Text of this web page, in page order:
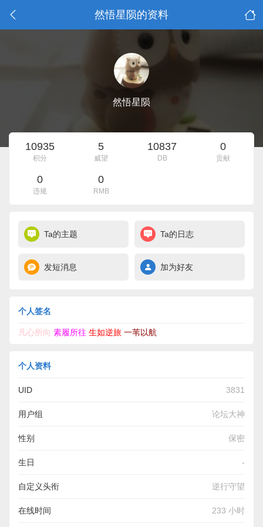
然悟星陨的资料
然悟星陨
10935
积分
5
威望
10837
DB
0
贡献
0
违规
0
RMB
Ta的主题 Ta的日志
发短消息 加为好友
个人签名
凡心所向 素履所往 生如逆旅 一苇以航
个人资料
UID 3831
用户组 论坛大神
性别 保密
生日 -
自定义头衔 逆行守望
在线时间 233 小时